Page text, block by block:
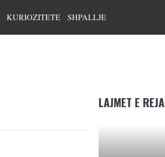
KURIOZITETE SHPALLJE
LAJMET E REJA